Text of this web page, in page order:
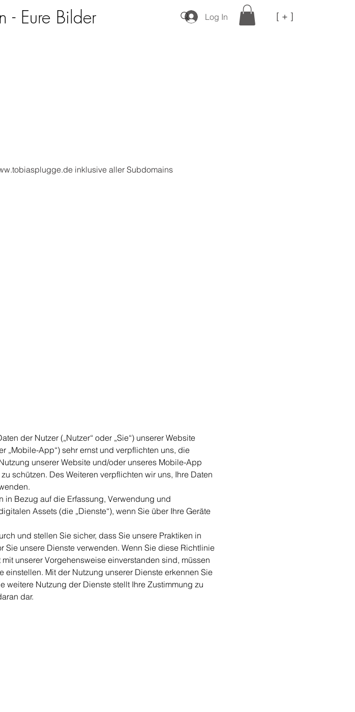
[ + ]
Log In
- Eure Bilder
inklusive aller Subdomains
der Nutzer („Nutzer“ oder „Sie“) unserer Website
„Mobile-App“) sehr ernst und verpflichten uns, die
unserer Website und/oder unseres Mobile-App
schützen. Des Weiteren verpflichten wir uns, Ihre Daten
in Bezug auf die Erfassung, Verwendung und
Assets (die „Dienste“), wenn Sie über Ihre Geräte
und stellen Sie sicher, dass Sie unsere Praktiken in
unsere Dienste verwenden. Wenn Sie diese Richtlinie
unserer Vorgehensweise einverstanden sind, müssen
Mit der Nutzung unserer Dienste erkennen Sie
Nutzung der Dienste stellt Ihre Zustimmung zu
dar.